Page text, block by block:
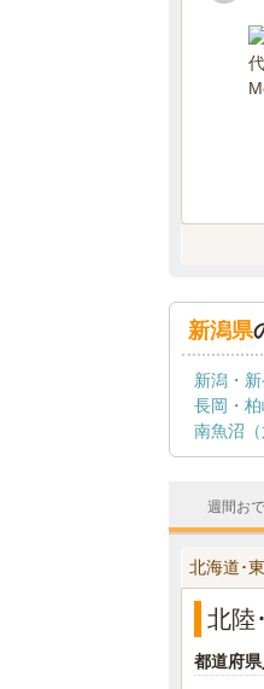
新潟県
新潟・
長岡・
南魚沼
週間お
北海道･
北陸
都道府